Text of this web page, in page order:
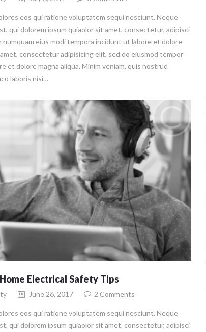
eos qui ratione voluptatem sequi nesciunt. Neque
qui dolorem ipsum quiaolor sit amet, consectetur, adipisci
numquam eius modi tempora incidunt ut labore et dolore
consectetur adipisicing elit, sed do eiusmod tempor
et dolore magna aliqua. Minim veniam, quis nostrud
laboris nisi…
Electrical Safety Tips
June 26, 2017 2 Comments
eos qui ratione voluptatem sequi nesciunt. Neque
qui dolorem ipsum quiaolor sit amet, consectetur, adipisci